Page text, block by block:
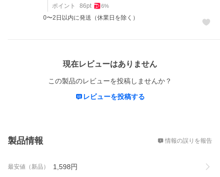
ポイント
86pt 6%
0〜2日以内に発送（休業日を除く）
現在レビューはありません
この製品のレビューを投稿しませんか？
レビューを投稿する
製品情報 情報の誤りを報告
最安値（新品） 1,598円